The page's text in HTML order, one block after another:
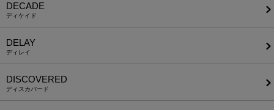
DECADE
ディケイド
DELAY
ディレイ
DISCOVERED
ディスカバード